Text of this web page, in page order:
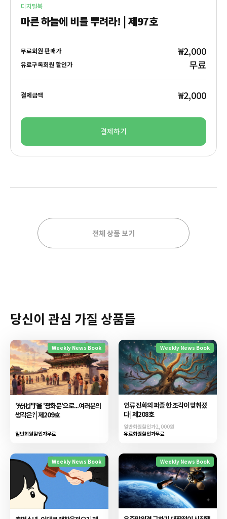
디지털북
마른 하늘에 비를 뿌려라! | 제97호
무료회원 판매가 ₩2,000
유료구독회원 할인가 무료
결제금액 ₩2,000
결제하기
전체 상품 보기
당신이 관심 가질 상품들
Weekly News Book
'光化門'을 '광화문'으로...여러분의
생각은? | 제209호
일반회원할인가무료
Weekly News Book
인류 진화의 퍼즐 한 조각이 맞춰졌
다 | 제208호
일반회원할인가2,000원
유료회원할인가무료
Weekly News Book Weekly News Book